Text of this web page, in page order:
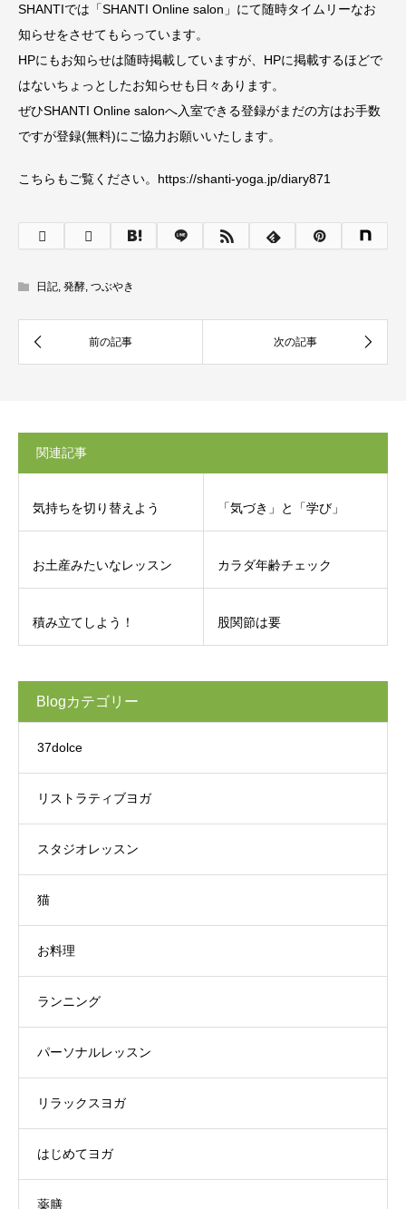
SHANTIでは「SHANTI Online salon」にて随時タイムリーなお
知らせをさせてもらっています。
HPにもお知らせは随時掲載していますが、HPに掲載するほどで
はないちょっとしたお知らせも日々あります。
ぜひSHANTI Online salonへ入室できる登録がまだの方はお手数
ですが登録(無料)にご協力お願いいたします。
こちらもご覧ください。https://shanti-yoga.jp/diary871
日記 発酵 つぶやき
関連記事
気持ちを切り替えよう 「気づき」と「学び」
お土産みたいなレッスン カラダ年齢チェック
積み立てしよう！ 股関節は要
Blogカテゴリー
37dolce
リストラティブヨガ
スタジオレッスン
猫
お料理
ランニング
パーソナルレッスン
リラックスヨガ
はじめてヨガ
薬膳